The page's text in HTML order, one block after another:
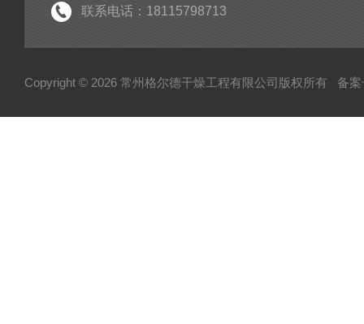
筛分设备
混合设备
联系电话：18115798713
Copyright © 2026 常州格尔德干燥工程有限公司版权所有 备案